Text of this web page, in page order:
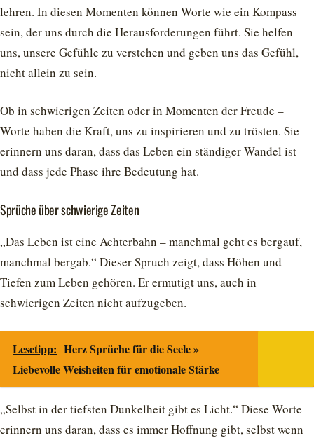
lehren. In diesen Momenten können Worte wie ein Kompass
sein, der uns durch die Herausforderungen führt. Sie helfen
uns, unsere Gefühle zu verstehen und geben uns das Gefühl,
nicht allein zu sein.
Ob in schwierigen Zeiten oder in Momenten der Freude –
Worte haben die Kraft, uns zu inspirieren und zu trösten. Sie
erinnern uns daran, dass das Leben ein ständiger Wandel ist
und dass jede Phase ihre Bedeutung hat.
Sprüche über schwierige Zeiten
„Das Leben ist eine Achterbahn – manchmal geht es bergauf,
manchmal bergab.“ Dieser Spruch zeigt, dass Höhen und
Tiefen zum Leben gehören. Er ermutigt uns, auch in
schwierigen Zeiten nicht aufzugeben.
Lesetipp: Herz Sprüche für die Seele »
Liebevolle Weisheiten für emotionale Stärke
„Selbst in der tiefsten Dunkelheit gibt es Licht.“ Diese Worte
erinnern uns daran, dass es immer Hoffnung gibt, selbst wenn